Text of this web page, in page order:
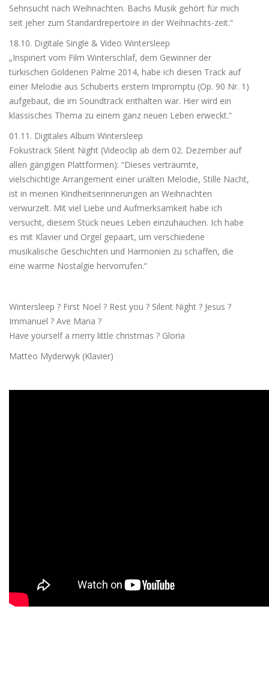
Sehnsucht nach Weihnachten. Bachs Musik gehört für mich
seit jeher zum Standardrepertoire in der Weihnachts-zeit.“
18.10. Digitale Single & Video Wintersleep
„Inspiriert vom Film Winterschlaf, dem Gewinner der
türkischen Goldenen Palme 2014, habe ich diesen Track auf
einer Melodie aus Schuberts erstem Impromptu (Op. 90 Nr. 1)
aufgebaut, die im Soundtrack enthalten war. Hier wird ein
klassisches Thema zu einem ganz neuen Leben erweckt.“
01.11. Digitales Album Wintersleep
Fokustrack Silent Night (Videoclip ab dem 02. Dezember auf
allen gängigen Plattformen): “Dieses verträumte,
vielschichtige Arrangement einer uralten Melodie, Stille Nacht,
ist in meinen Kindheitserinnerungen an Weihnachten
verwurzelt. Mit viel Liebe und Aufmerksamkeit habe ich
versucht, diesem Stück neues Leben einzuhauchen. Ich habe
es mit Klavier und Orgel gepaart, um verschiedene
musikalische Geschichten und Harmonien zu schaffen, die
eine warme Nostalgie hervorrufen.“
Wintersleep ? First Noel ? Rest you ? Silent Night ? Jesus ?
Immanuel ? Ave Maria ?
Have yourself a merry little christmas ? Gloria
Matteo Myderwyk (Klavier)